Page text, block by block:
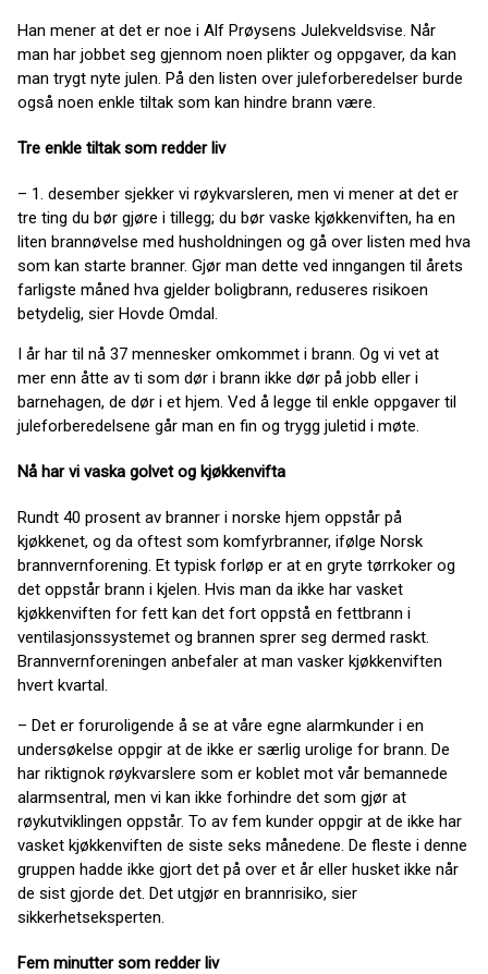
Han mener at det er noe i Alf Prøysens Julekveldsvise. Når
man har jobbet seg gjennom noen plikter og oppgaver, da kan
man trygt nyte julen. På den listen over juleforberedelser burde
også noen enkle tiltak som kan hindre brann være.
Tre enkle tiltak som redder liv
– 1. desember sjekker vi røykvarsleren, men vi mener at det er
tre ting du bør gjøre i tillegg; du bør vaske kjøkkenviften, ha en
liten brannøvelse med husholdningen og gå over listen med hva
som kan starte branner. Gjør man dette ved inngangen til årets
farligste måned hva gjelder boligbrann, reduseres risikoen
betydelig, sier Hovde Omdal.
I år har til nå 37 mennesker omkommet i brann. Og vi vet at
mer enn åtte av ti som dør i brann ikke dør på jobb eller i
barnehagen, de dør i et hjem. Ved å legge til enkle oppgaver til
juleforberedelsene går man en fin og trygg juletid i møte.
Nå har vi vaska golvet og kjøkkenvifta
Rundt 40 prosent av branner i norske hjem oppstår på
kjøkkenet, og da oftest som komfyrbranner, ifølge Norsk
brannvernforening. Et typisk forløp er at en gryte tørrkoker og
det oppstår brann i kjelen. Hvis man da ikke har vasket
kjøkkenviften for fett kan det fort oppstå en fettbrann i
ventilasjonssystemet og brannen sprer seg dermed raskt.
Brannvernforeningen anbefaler at man vasker kjøkkenviften
hvert kvartal.
– Det er foruroligende å se at våre egne alarmkunder i en
undersøkelse oppgir at de ikke er særlig urolige for brann. De
har riktignok røykvarslere som er koblet mot vår bemannede
alarmsentral, men vi kan ikke forhindre det som gjør at
røykutviklingen oppstår. To av fem kunder oppgir at de ikke har
vasket kjøkkenviften de siste seks månedene. De fleste i denne
gruppen hadde ikke gjort det på over et år eller husket ikke når
de sist gjorde det. Det utgjør en brannrisiko, sier
sikkerhetseksperten.
Fem minutter som redder liv